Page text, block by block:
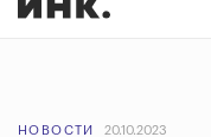
НОВОСТИ 20.10.2023